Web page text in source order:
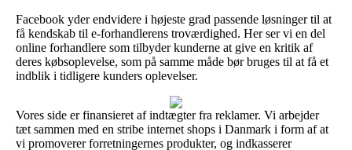
Facebook yder endvidere i højeste grad passende løsninger til at
få kendskab til e-forhandlerens troværdighed. Her ser vi en del
online forhandlere som tilbyder kunderne at give en kritik af
deres købsoplevelse, som på samme måde bør bruges til at få et
indblik i tidligere kunders oplevelser.
Vores side er finansieret af indtægter fra reklamer. Vi arbejder
tæt sammen med en stribe internet shops i Danmark i form af at
vi promoverer forretningernes produkter, og indkasserer